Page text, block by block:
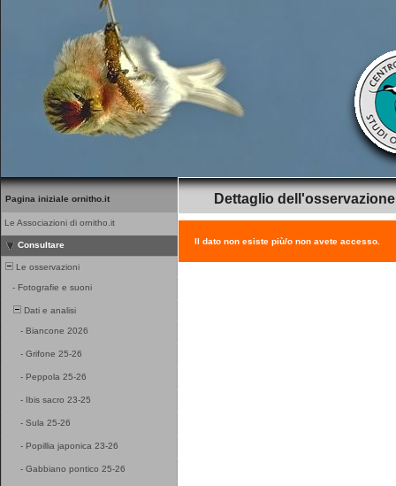
Pagina iniziale ornitho.it
Le Associazioni di ornitho.it
Consultare
Le osservazioni
- Fotografie e suoni
Dati e analisi
- Biancone 2026
- Grifone 25-26
- Peppola 25-26
- Ibis sacro 23-25
- Sula 25-26
- Popillia japonica 23-26
- Gabbiano pontico 25-26
Dettaglio dell'osservazione
Il dato non esiste più/o non avete accesso.